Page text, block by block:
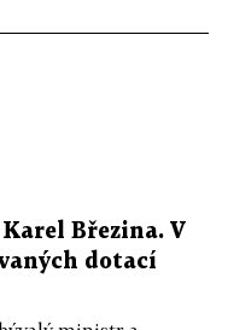
Březina. V
dotací